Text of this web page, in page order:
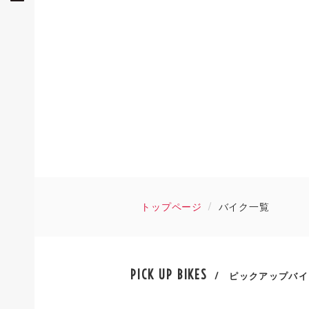
トップページ バイク一覧
PICK UP BIKES / ピックアップバ